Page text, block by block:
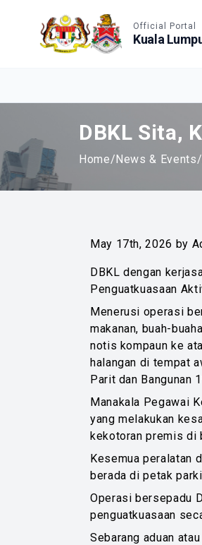
Official Portal
Kuala
DBKL Sita,
Home/News & Events/
May 17th, 2026 by
DBKL dengan
Penguatkuasaan
Menerusi operasi
makanan, buah-
notis kompaun ke
halangan di tempat
Parit dan Bangunan
Manakala Pegawai
yang melakukan
kekotoran premis di
Kesemua peralatan
berada di petak
Operasi bersepadu
penguatkuasaan
Sebarang aduan